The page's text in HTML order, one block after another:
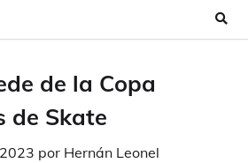
de la Copa
de Skate
por Hernán Leonel